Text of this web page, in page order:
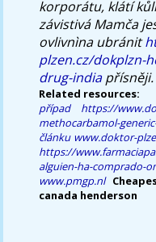
korporátu, klátí
závistivá Mamča
ovlivnìna ubránit
plzen.cz/dokplzn-
drug-indiapřísněji.
Related resources:
případ
https://
methocarbamol-
článku www.doktor-
https://
alguien-ha-comprado-
www.pmgp.nl
canada henderson